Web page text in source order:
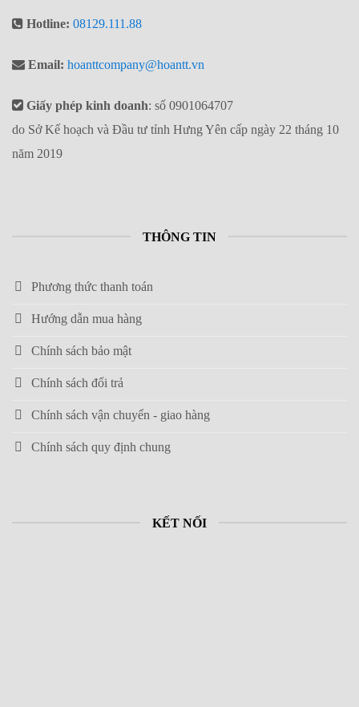
Hotline: 08129.111.88
Email: hoanttcompany@hoantt.vn
Giấy phép kinh doanh: số 0901064707
do Sở Kế hoạch và Đầu tư tỉnh Hưng Yên cấp ngày 22 tháng 10
năm 2019
THÔNG TIN
Phương thức thanh toán
Hướng dẫn mua hàng
Chính sách bảo mật
Chính sách đổi trả
Chính sách vận chuyển - giao hàng
Chính sách quy định chung
KẾT NỐI